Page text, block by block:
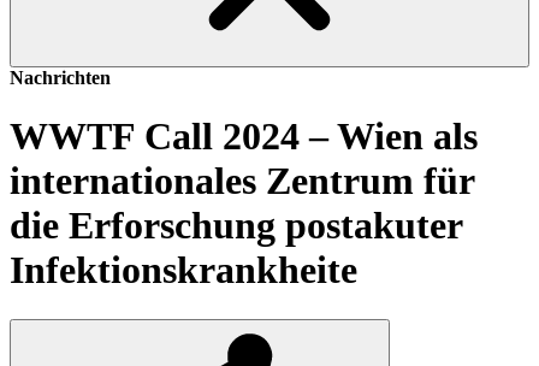
Nachrichten
WWTF Call 2024 – Wien als
internationales Zentrum für
die Erforschung postakuter
Infektionskrankheite